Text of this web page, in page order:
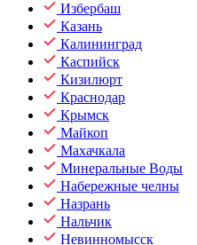
Избербаш
Казань
Калининград
Каспийск
Кизилюрт
Краснодар
Крымск
Майкоп
Махачкала
Минеральные Воды
Набережные челны
Назрань
Нальчик
Невинномысск